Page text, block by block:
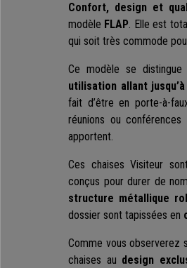
Confort, design et
modèle FLAP. Elle est
qui soit très commode
Ce modèle se
utilisation allant
fait d’être en porte-à-
réunions ou
apportent.
Ces chaises Visiteur
conçus pour durer de
structure métallique
dossier sont tapissées en
Comme vous observerez
chaises au design